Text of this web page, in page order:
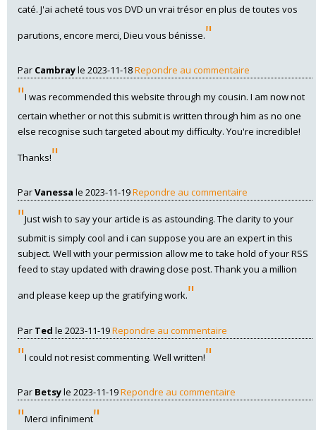
caté. J'ai acheté tous vos DVD un vrai trésor en plus de toutes vos
parutions, encore merci, Dieu vous bénisse."
Par Cambrayle 2023-11-18Repondre au commentaire
"I was recommended this website through my cousin. I am now not
certain whether or not this submit is written through him as no one
else recognise such targeted about my difficulty. You're incredible!
Thanks!"
ParVanessa le 2023-11-19Repondre au commentaire
"Just wish to say your article is as astounding. The clarity to your
submit is simply cool and i can suppose you are an expert in this
subject. Well with your permission allow me to take hold of your RSS
feed to stay updated with drawing close post. Thank you a million
and please keep up the gratifying work."
Par Ted le 2023-11-19Repondre au commentaire
"I could not resist commenting. Well written!"
Par Betsyle 2023-11-19Repondre au commentaire
"Merci infiniment"